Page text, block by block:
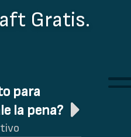
Gratis.
para
la pena?